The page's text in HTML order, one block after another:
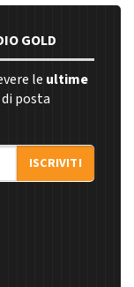
GOLD
le ultime
posta
ISCRIVITI